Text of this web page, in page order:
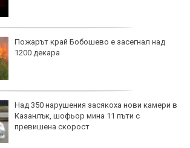
Пожарът край Бобошево е засегнал над
1200 декара
Над 350 нарушения засякоха нови камери в
Казанлък, шофьор мина 11 пъти с
превишена скорост